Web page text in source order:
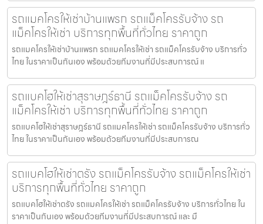
รถแมคโครให้เช่าบ้านแพรก รถแม็คโครรับจ้าง รถ
แม็คโครให้เช่า บริการทุกพื้นที่ทั่วไทย ราคาถูก
รถแมคโครให้เช่าบ้านแพรก รถแมคโครให้เช่า รถแม็คโครรับจ้าง บริการทั่ว
ไทย ในราคาเป็นกันเอง พร้อมด้วยทีมงานที่มีประสบการณ์ แ
รถแบคโฮให้เช่าสุราษฎร์ธานี รถแม็คโครรับจ้าง รถ
แม็คโครให้เช่า บริการทุกพื้นที่ทั่วไทย ราคาถูก
รถแบคโฮให้เช่าสุราษฎร์ธานี รถแมคโครให้เช่า รถแม็คโครรับจ้าง บริการทั่ว
ไทย ในราคาเป็นกันเอง พร้อมด้วยทีมงานที่มีประสบการณ
รถแบคโฮให้เช่าตรัง รถแม็คโครรับจ้าง รถแม็คโครให้เช่า
บริการทุกพื้นที่ทั่วไทย ราคาถูก
รถแบคโฮให้เช่าตรัง รถแมคโครให้เช่า รถแม็คโครรับจ้าง บริการทั่วไทย ใน
ราคาเป็นกันเอง พร้อมด้วยทีมงานที่มีประสบการณ์ และ มื